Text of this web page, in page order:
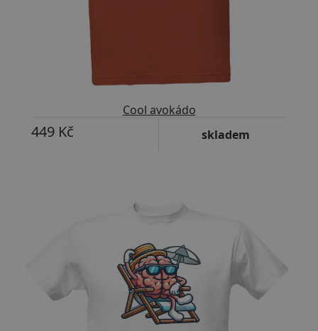
Cool avokádo
449 Kč skladem
Přizpůsobitelný motiv